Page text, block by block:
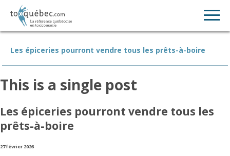
Les épiceries pourront vendre tous les prêts-à-boire
This is a single post
Les épiceries pourront vendre tous les
prêts-à-boire
27 février 2026